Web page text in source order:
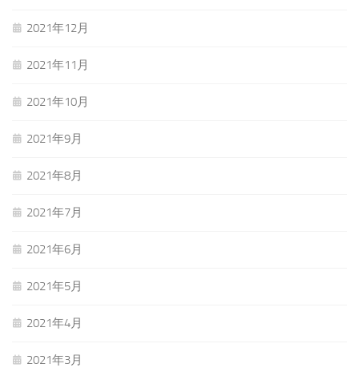
2021年12月
2021年11月
2021年10月
2021年9月
2021年8月
2021年7月
2021年6月
2021年5月
2021年4月
2021年3月